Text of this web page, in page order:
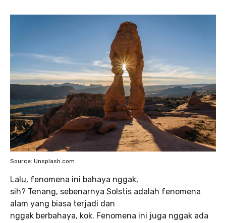
Source: Unsplash.com
Lalu, fenomena ini bahaya nggak,
sih? Tenang, sebenarnya Solstis adalah fenomena
alam yang biasa terjadi dan
nggak berbahaya, kok. Fenomena ini juga nggak ada